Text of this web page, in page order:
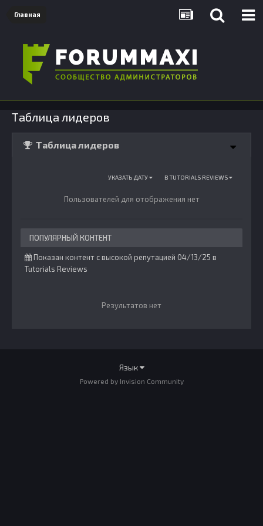
Главная
Таблица лидеров
Таблица лидеров
В TUTORIALS REVIEWS
УКАЗАТЬ ДАТУ
Пользователей для отображения нет
ПОПУЛЯРНЫЙ КОНТЕНТ
Показан контент с высокой репутацией 04/13/25 в
Tutorials Reviews
Результатов нет
Язык
Powered by Invision Community